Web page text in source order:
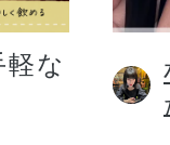
ン
な